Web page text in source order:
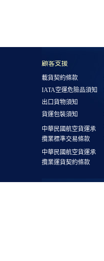
顧客支援
載貨契約條款
IATA空運危險品須知
出口貨物須知
貨運包裝須知
中華民國航空貨運承
攬業標準交易條款
中華民國航空貨運承
攬業運貨契約條款